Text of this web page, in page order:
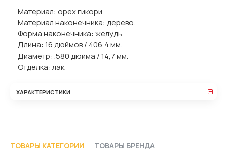
Материал: орех гикори.
Материал наконечника: дерево.
Форма наконечника: желудь.
Длина: 16 дюймов / 406,4 мм.
Диаметр: .580 дюйма / 14,7 мм.
Отделка: лак.
ХАРАКТЕРИСТИКИ
ТОВАРЫ КАТЕГОРИИ ТОВАРЫ БРЕНДА